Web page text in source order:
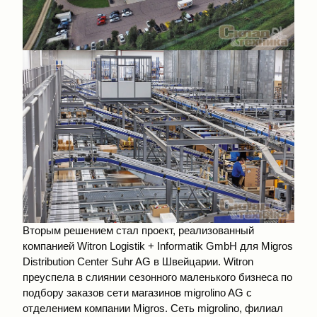
Вторым решением стал проект, реализованный
компанией Witron Logistik + Informatik GmbH для Migros
Distribution Center Suhr AG в Швейцарии. Witron
преуспела в слиянии сезонного маленького бизнеса по
подбору заказов сети магазинов migrolino AG с
отделением компании Migros. Сеть migrolino, филиал